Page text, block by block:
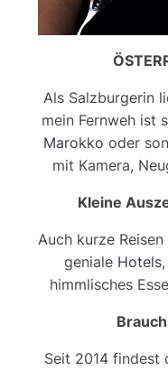
Als Salzburgerin
mein Fernweh ist
Marokko oder
mit Kamera,
Kleine
Auch kurze
geniale Hotels
himmlisches
Seit 2014 findest